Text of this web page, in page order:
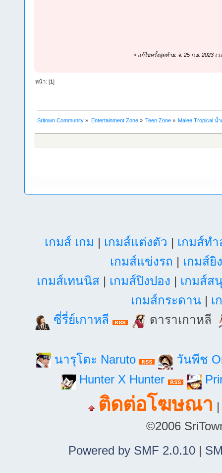
« แก้ไขครั้งสุดท้าย: จ. 25 ก.ย. 2023 เ
หน้า: [1]
Sritown Community » Entertainment Zone» Teen Zone» Malee Tropical น้
เกมส์ เกม | เกมส์แต่งตัว | เกมส์ท
เกมส์แข่งรถ | เกมส์ยิ
เกมส์เทนนิส| เกมส์ปิงปอง | เกมส์ส
เกมส์กระดาน | เ
ซี่รี่ย์เกาหลี
ดาราเกาหลี
นารุโตะ Naruto
วันพีช
Hunter X Hunter
ติดต่อโฆษณา
©2006
Powered by SMF 2.0.10|